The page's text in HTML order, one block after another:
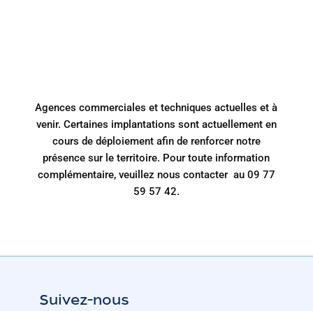
Agences commerciales et techniques actuelles et à
venir. Certaines implantations sont actuellement en
cours de déploiement afin de renforcer notre
présence sur le territoire. Pour toute information
complémentaire, veuillez nous contacter au 09 77
59 57 42.
Suivez-nous